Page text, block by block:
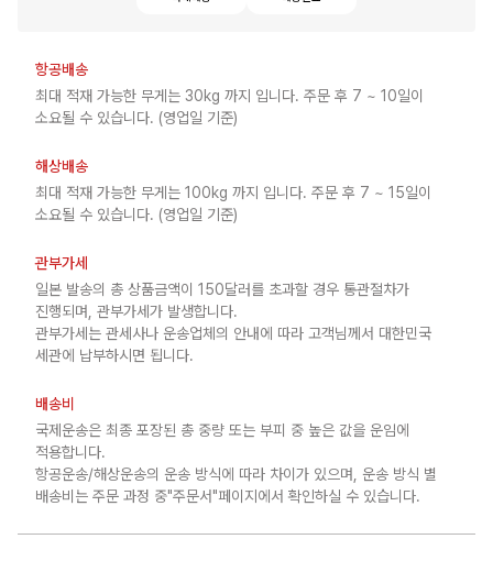
항공배송
최대 적재 가능한 무게는 30kg 까지 입니다. 주문 후 7 ~ 10일이
소요될 수 있습니다. (영업일 기준)
해상배송
최대 적재 가능한 무게는 100kg 까지 입니다. 주문 후 7 ~ 15일이
소요될 수 있습니다. (영업일 기준)
관부가세
일본 발송의 총 상품금액이 150달러를 초과할 경우 통관절차가
진행되며, 관부가세가 발생합니다.
관부가세는 관세사나 운송업체의 안내에 따라 고객님께서 대한민국
세관에 납부하시면 됩니다.
배송비
국제운송은 최종 포장된 총 중량 또는 부피 중 높은 값을 운임에
적용합니다.
항공운송/해상운송의 운송 방식에 따라 차이가 있으며, 운송 방식 별
배송비는 주문 과정 중"주문서"페이지에서 확인하실 수 있습니다.